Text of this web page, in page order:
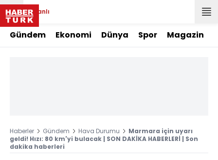
Canlı
Gündem Ekonomi Dünya Spor Magazin
Haberler Gündem Hava Durumu
Marmara için uyarı
geldi! Hızı: 80 km'yi bulacak | SON DAKİKA HABERLERİ | Son
dakika haberleri